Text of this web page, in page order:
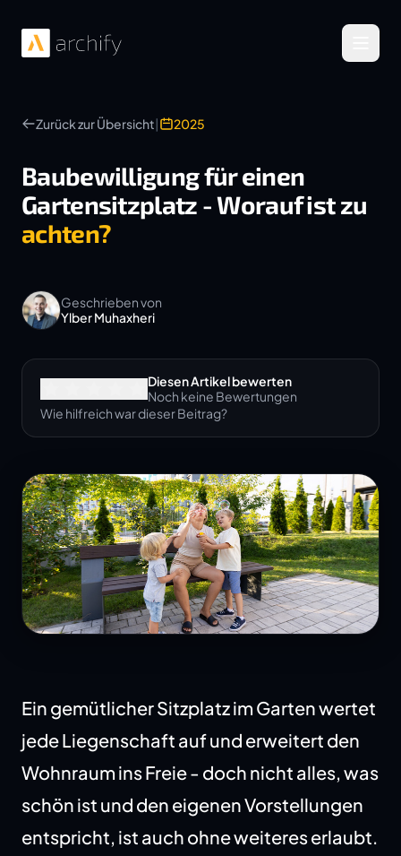
Zurück zur Übersicht| 2025
Baubewilligung für einen
Gartensitzplatz - Worauf ist zu
achten?
Geschrieben von
Ylber Muhaxheri
Diesen Artikel bewerten
Noch keine Bewertungen
Wie hilfreich war dieser Beitrag?
Ein gemütlicher Sitzplatz im Garten wertet
jede Liegenschaft auf und erweitert den
Wohnraum ins Freie - doch nicht alles, was
schön ist und den eigenen Vorstellungen
entspricht, ist auch ohne weiteres erlaubt.